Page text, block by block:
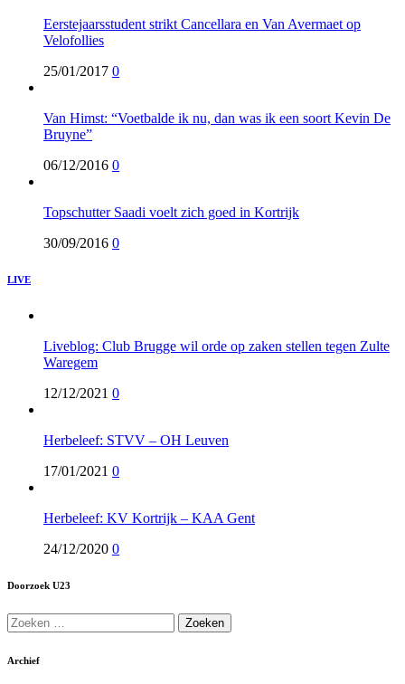
Eerstejaarsstudent strikt Cancellara en Van Avermaet op
Velofollies
25/01/2017 0
Van Himst: “Voetbalde ik nu, dan was ik een soort Kevin De
Bruyne”
06/12/2016 0
Topschutter Saadi voelt zich goed in Kortrijk
30/09/2016 0
LIVE
Liveblog: Club Brugge wil orde op zaken stellen tegen Zulte
Waregem
12/12/2021 0
Herbeleef: STVV – OH Leuven
17/01/2021 0
Herbeleef: KV Kortrijk – KAA Gent
24/12/2020 0
Doorzoek U23
Zoeken
naar:
Archief